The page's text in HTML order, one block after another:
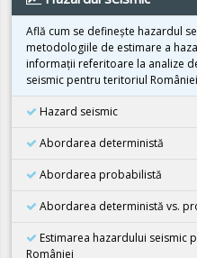
22 Octombrie 2025
Cutremur M4.2, Zona seismica
10 Octombrie 2025
Cutremur M7.4, Filipine
30 Septembrie 2025
Cutremur M7.8, Kamceatka
13 Septembrie 2025
31 August 2025
Află cum se defineşte hazardul
metodologiile de estimare a
informaţii referitoare la analize
seismic pentru teritoriul României
Hazard seismic
Abordarea deterministă
Abordarea probabilistă
Abordarea deterministă vs.
Estimarea hazardului seismic
României